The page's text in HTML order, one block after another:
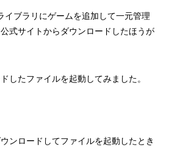
イブラリにゲームを追加して一元管理
式サイトからダウンロードしたほうが
したファイルを起動してみました。
ンロードしてファイルを起動したとき